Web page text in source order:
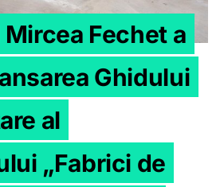
Fechet a
Ghidului
al
„Fabrici de